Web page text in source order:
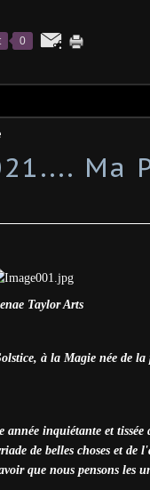
0
Ma
Taylor Arts
à la Magie née de
année inquiétante et
de belles choses et de
que nous pensons les